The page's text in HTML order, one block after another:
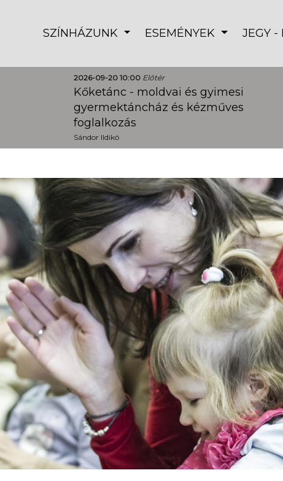
SZÍNHÁZUNK ESEMÉNYEK JEGY -
2026-09-20 10:00 Előtér
Kőketánc - moldvai és gyimesi
gyermektáncház és kézműves
foglalkozás
Sándor Ildikó